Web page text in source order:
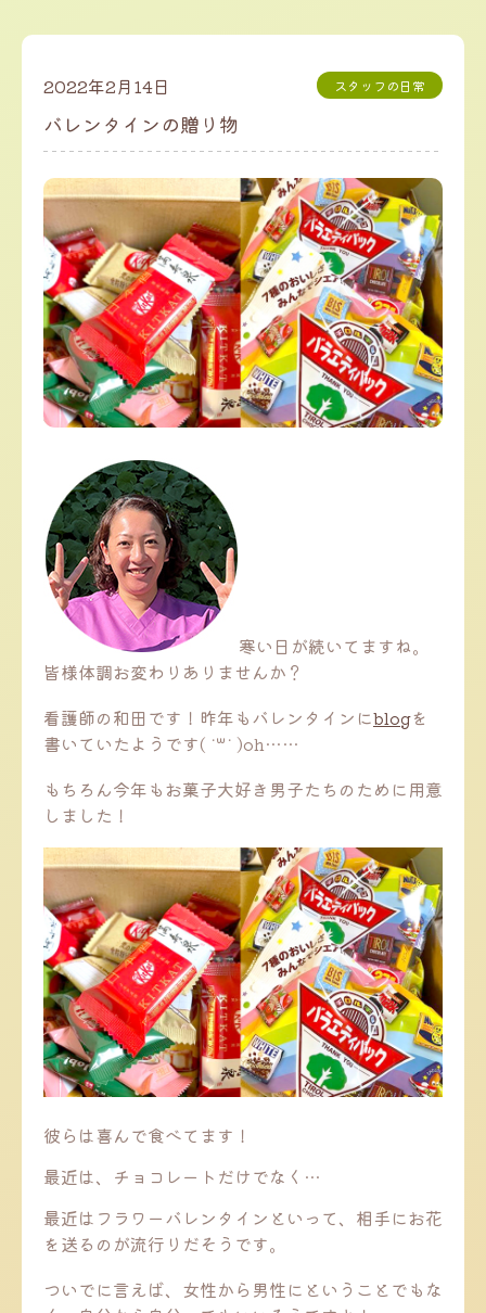
2022年2月14日 スタッフの日常
バレンタインの贈り物
寒い日が続いてますね。
皆様体調お変わりありませんか？
看護師の和田です！昨年もバレンタインにblogを
書いていたようです( ˙꒳˙ )oh……
もちろん今年もお菓子大好き男子たちのために用意
しました！
彼らは喜んで食べてます！
最近は、チョコレートだけでなく…
最近はフラワーバレンタインといって、相手にお花
を送るのが流行りだそうです。
ついでに言えば、女性から男性にということでもな